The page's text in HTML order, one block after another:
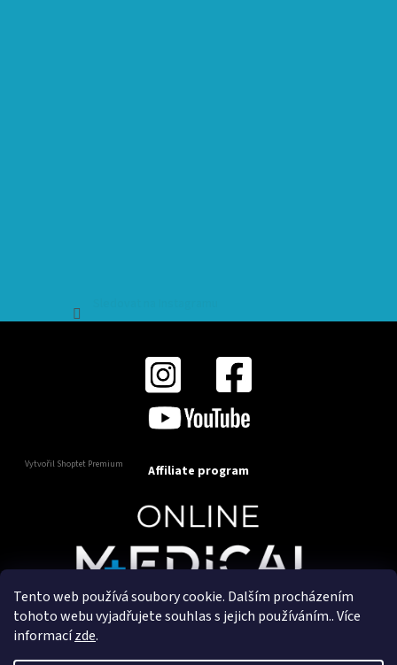
Tento web používá soubory cookie. Dalším procházením
tohoto webu vyjadřujete souhlas s jejich používáním.. Více
informacízde.
Vytvořil Shoptet Premium Affiliate program
Copyright 2025OnlineMedical.cz. Všechna práva
Vytvořil a marketingově zajišťuje